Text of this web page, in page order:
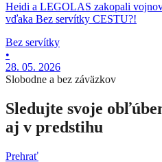
Heidi a LEGOLAS zakopali
vďaka Bez servítky CESTU?!
Bez servítky
•
28. 05. 2026
Slobodne a bez záväzkov
Sledujte svoje
aj v predstihu
Prehrať